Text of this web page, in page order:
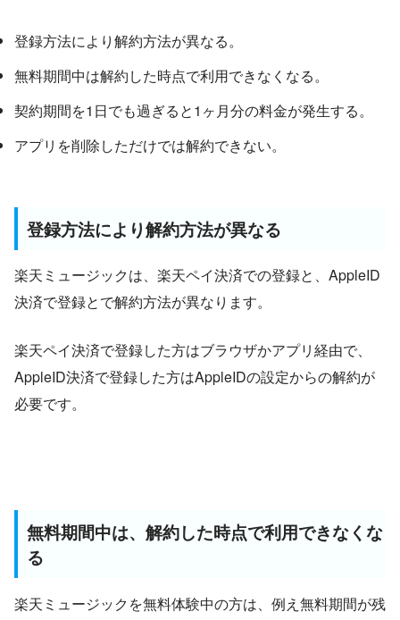
登録方法により解約方法が異なる。
無料期間中は解約した時点で利用できなくなる。
契約期間を1日でも過ぎると1ヶ月分の料金が発生する。
アプリを削除しただけでは解約できない。
登録方法により解約方法が異なる
楽天ミュージックは、楽天ペイ決済での登録と、AppleID
決済で登録とで解約方法が異なります。
楽天ペイ決済で登録した方はブラウザかアプリ経由で、
AppleID決済で登録した方はAppleIDの設定からの解約が
必要です。
無料期間中は、解約した時点で利用できなくな
る
楽天ミュージックを無料体験中の方は、例え無料期間が残